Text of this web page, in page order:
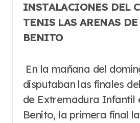
INSTALACIONES DEL
TENIS LAS ARENAS
BENITO
En la mañana del
disputaban las finales
de Extremadura Infantil
Benito, la primera final